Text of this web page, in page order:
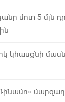
մոտ 5 մլն
կհասցնի